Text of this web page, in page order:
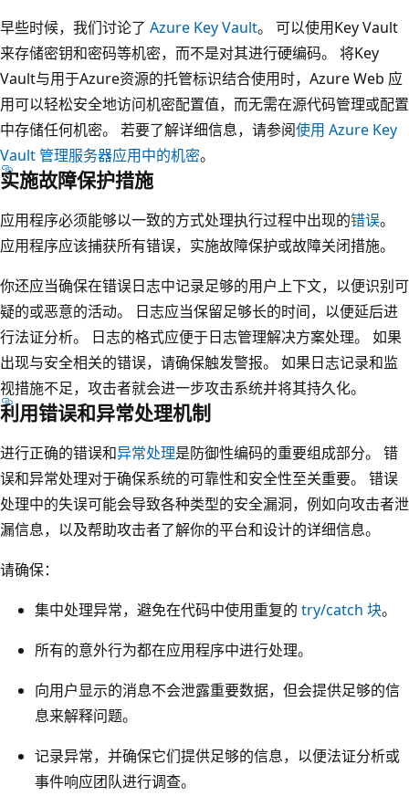
早些时候，我们讨论了 Azure Key Vault。 可以使用Key Vault
来存储密钥和密码等机密，而不是对其进行硬编码。 将Key
Vault与用于Azure资源的托管标识结合使用时，Azure Web 应
用可以轻松安全地访问机密配置值，而无需在源代码管理或配置
中存储任何机密。 若要了解详细信息，请参阅使用 Azure Key
Vault 管理服务器应用中的机密。
实施故障保护措施
应用程序必须能够以一致的方式处理执行过程中出现的错误。
应用程序应该捕获所有错误，实施故障保护或故障关闭措施。
你还应当确保在错误日志中记录足够的用户上下文，以便识别可
疑的或恶意的活动。 日志应当保留足够长的时间，以便延后进
行法证分析。 日志的格式应便于日志管理解决方案处理。 如果
出现与安全相关的错误，请确保触发警报。 如果日志记录和监
视措施不足，攻击者就会进一步攻击系统并将其持久化。
利用错误和异常处理机制
进行正确的错误和异常处理是防御性编码的重要组成部分。 错
误和异常处理对于确保系统的可靠性和安全性至关重要。 错误
处理中的失误可能会导致各种类型的安全漏洞，例如向攻击者泄
漏信息，以及帮助攻击者了解你的平台和设计的详细信息。
请确保：
集中处理异常，避免在代码中使用重复的 try/catch 块。
所有的意外行为都在应用程序中进行处理。
向用户显示的消息不会泄露重要数据，但会提供足够的信
息来解释问题。
记录异常，并确保它们提供足够的信息，以便法证分析或
事件响应团队进行调查。